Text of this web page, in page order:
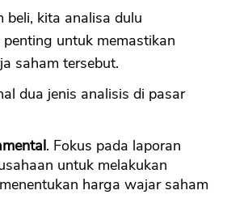
beli, kita analisa dulu
untuk memastikan
saham tersebut.
dua jenis analisis di pasar
. Fokus pada laporan
untuk melakukan
harga wajar saham